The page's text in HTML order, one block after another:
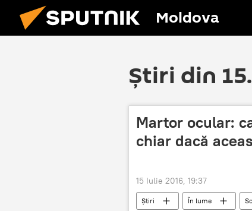
Moldova
Știri din
Martor ocular:
chiar dacă
15 Iulie 2016, 19:37
Știri În lume